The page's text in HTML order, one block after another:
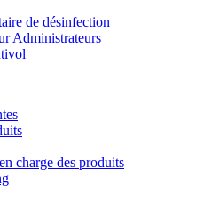
de désinfection
Administrateurs
charge des produits